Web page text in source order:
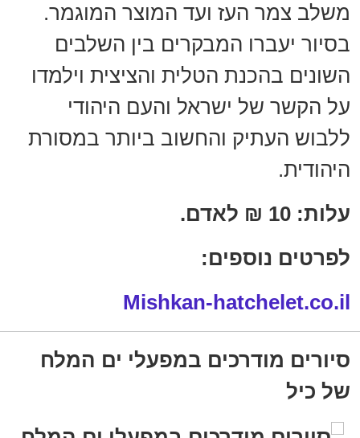
משלב צמר העז ועד המוצר המוגמר.
בסיור יעברו המבקרים בין השלבים
השונים בהכנת הטלית והציצית וילמדו
על הקשר של ישראל והעם היהודי
ללבוש העתיק והחשוב ביותר במסורת
היהודית.
עלות: 10 ₪ לאדם.
לפרטים נוספים:
Mishkan-hatchelet.co.il
סיורים מודרכים במפעלי ים המלח
של כיל